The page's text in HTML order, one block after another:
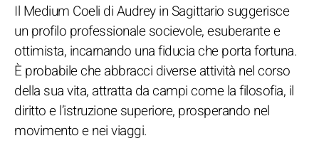
Il Medium Coeli di Audrey in Sagittario suggerisce
un profilo professionale socievole, esuberante e
ottimista, incarnando una fiducia che porta fortuna.
È probabile che abbracci diverse attività nel corso
della sua vita, attratta da campi come la filosofia, il
diritto e l’istruzione superiore, prosperando nel
movimento e nei viaggi.